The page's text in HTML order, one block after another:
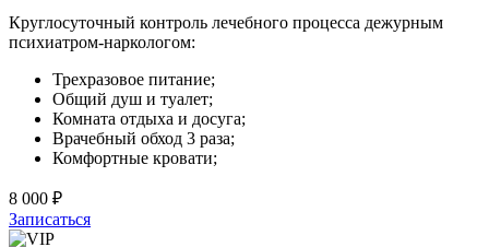
Круглосуточный контроль лечебного процесса дежурным
психиатром-наркологом:
Трехразовое питание;
Общий душ и туалет;
Комната отдыха и досуга;
Врачебный обход 3 раза;
Комфортные кровати;
8 000 ₽
Записаться